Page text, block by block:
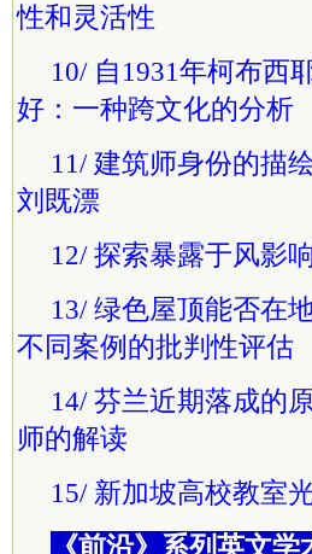
性和灵活性
10/ 自1931年柯布西
好：一种跨文化的分析
11/ 建筑师身份的描
刘既漂
12/ 探索暴露于风影
13/ 绿色屋顶能否在
不同案例的批判性评估
14/ 芬兰近期落成的
师的解读
15/ 新加坡高校教室
《前沿》系列英文学